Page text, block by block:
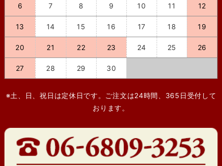
6 7 8 9 10 11 12
13 14 15 16 17 18 19
20 21 22 23 24 25 26
27 28 29 30
※土、日、祝日は定休日です。ご注文は24時間、365日受付して
おります。